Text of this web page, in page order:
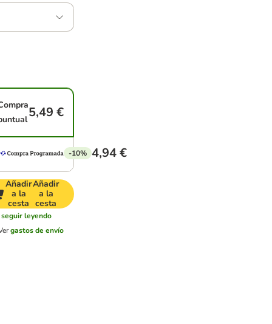
5,49 €
-10% 4,94 €
Añadir
a la
cesta
Añadir
a la
cesta
seguir leyendo
gastos de envío